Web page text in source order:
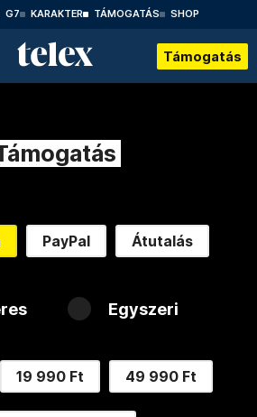
G7 KARAKTER TÁMOGATÁS SHOP
Támogatás
PayPal Átutalás
Egyszeri
19 990 Ft 49 990 Ft